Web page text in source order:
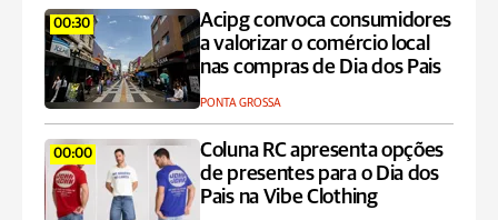
00:30
Acipg convoca consumidores
a valorizar o comércio local
nas compras de Dia dos Pais
PONTA GROSSA
00:00
Coluna RC apresenta opções
de presentes para o Dia dos
Pais na Vibe Clothing